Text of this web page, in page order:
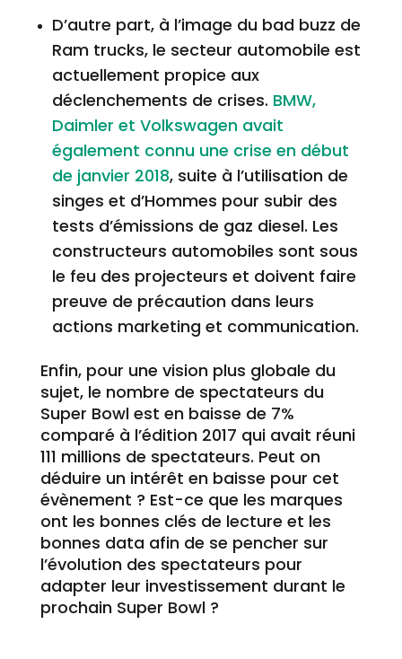
D’autre part, à l’image du bad buzz de
Ram trucks, le secteur automobile est
actuellement propice aux
déclenchements de crises. BMW,
Daimler et Volkswagen avait
également connu une crise en début
de janvier 2018, suite à l’utilisation de
singes et d’Hommes pour subir des
tests d’émissions de gaz diesel. Les
constructeurs automobiles sont sous
le feu des projecteurs et doivent faire
preuve de précaution dans leurs
actions marketing et communication.
Enfin, pour une vision plus globale du
sujet, le nombre de spectateurs du
Super Bowl est en baisse de 7%
comparé à l’édition 2017 qui avait réuni
111 millions de spectateurs. Peut on
déduire un intérêt en baisse pour cet
évènement ? Est-ce que les marques
ont les bonnes clés de lecture et les
bonnes data afin de se pencher sur
l’évolution des spectateurs pour
adapter leur investissement durant le
prochain Super Bowl ?